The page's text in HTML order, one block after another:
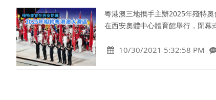
粵港澳三地擕手主辦2025年殘特
在西安奧體中心體育館舉行，閉
10/30/2021 5:32:58 PM